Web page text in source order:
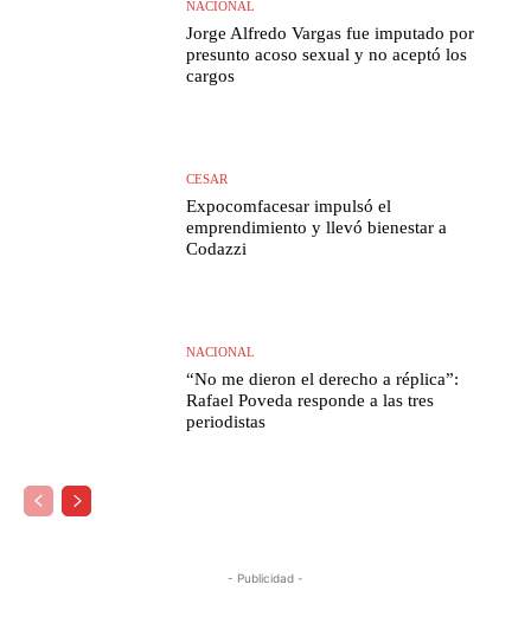
NACIONAL
Jorge Alfredo Vargas fue imputado por
presunto acoso sexual y no aceptó los
cargos
CESAR
Expocomfacesar impulsó el
emprendimiento y llevó bienestar a
Codazzi
NACIONAL
“No me dieron el derecho a réplica”:
Rafael Poveda responde a las tres
periodistas
- Publicidad -